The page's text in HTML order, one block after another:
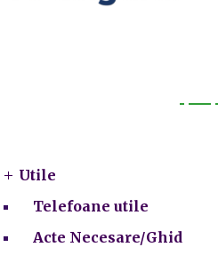
Utile
Telefoane utile
Acte Necesare/Ghid